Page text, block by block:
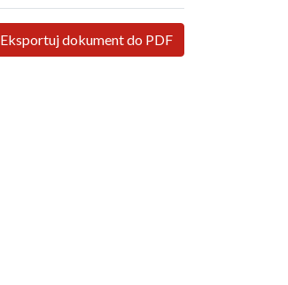
Eksportuj dokument do PDF